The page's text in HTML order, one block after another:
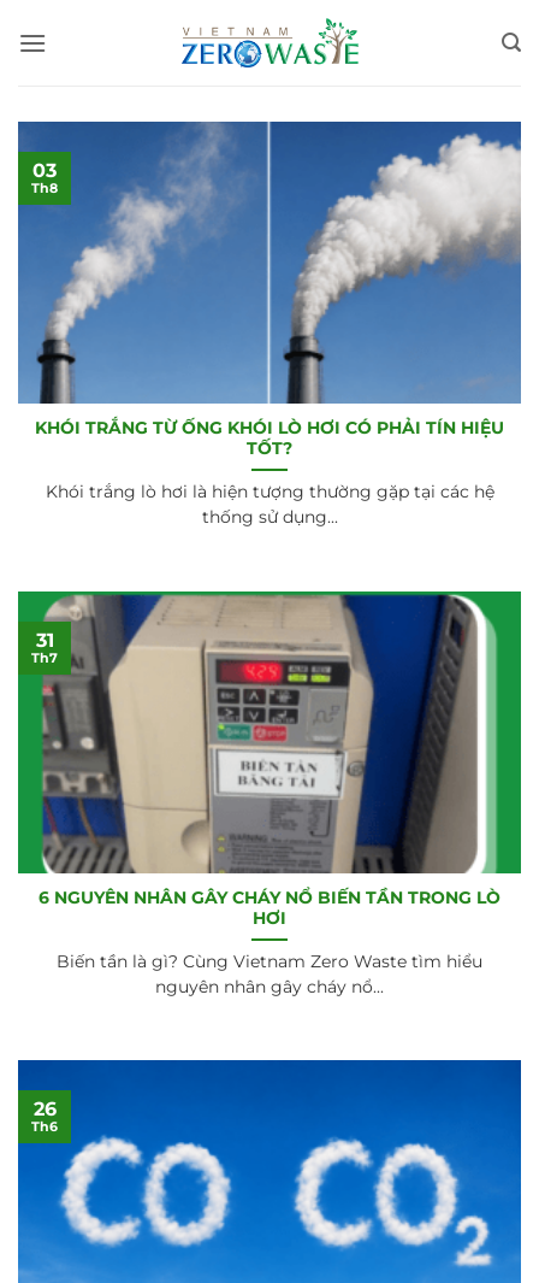
qua
KHÓI TRẮNG TỪ ỐNG KHÓI LÒ HƠI CÓ PHẢI TÍN HIỆU
TỐT?
Khói trắng lò hơi là hiện tượng thường gặp tại các hệ
thống sử dụng...
03
Th8
6 NGUYÊN NHÂN GÂY CHÁY NỔ BIẾN TẦN TRONG LÒ
HƠI
Biến tần là gì? Cùng Vietnam Zero Waste tìm hiểu
nguyên nhân gây cháy nổ...
31
Th7
26
Th6